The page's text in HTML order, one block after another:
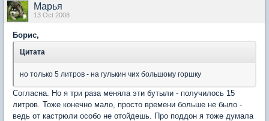
Марья
13 Oct 2008
Борис,
Цитата
но только 5 литров - на гулькин чих большому горшку
Согласна. Но я три раза меняла эти бутыли - получилось 15
литров. Тоже конечно мало, просто времени больше не было -
ведь от кастрюли особо не отойдешь. Про поддон я тоже думала